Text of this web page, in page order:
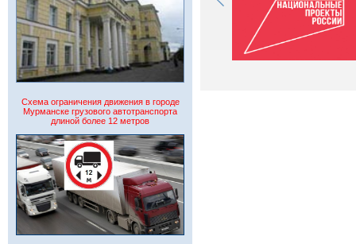
Схема ограничения движения в городе
Мурманске грузового автотранспорта
длиной более 12 метров